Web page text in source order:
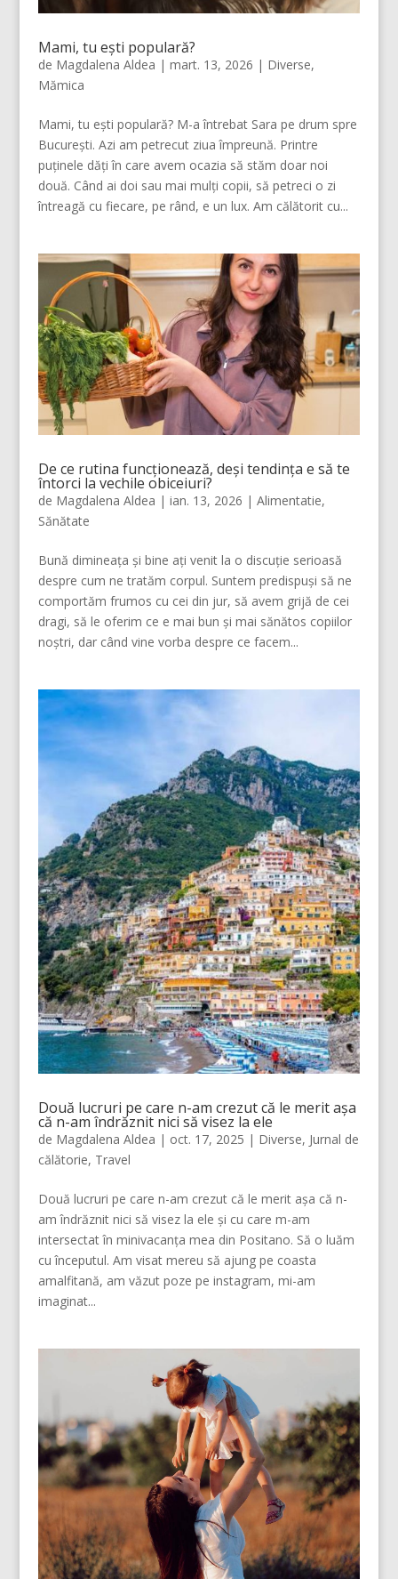
Mami, tu ești populară?
de Magdalena Aldea | mart. 13, 2026 | Diverse,
Mămica
Mami, tu ești populară? M-a întrebat Sara pe drum spre
București. Azi am petrecut ziua împreună. Printre
puținele dăți în care avem ocazia să stăm doar noi
două. Când ai doi sau mai mulți copii, să petreci o zi
întreagă cu fiecare, pe rând, e un lux. Am călătorit cu...
De ce rutina funcționează, deși tendința e să te
întorci la vechile obiceiuri?
de Magdalena Aldea | ian. 13, 2026 | Alimentatie,
Sănătate
Bună dimineața și bine ați venit la o discuție serioasă
despre cum ne tratăm corpul. Suntem predispuși să ne
comportăm frumos cu cei din jur, să avem grijă de cei
dragi, să le oferim ce e mai bun și mai sănătos copiilor
noștri, dar când vine vorba despre ce facem...
Două lucruri pe care n-am crezut că le merit așa
că n-am îndrăznit nici să visez la ele
de Magdalena Aldea | oct. 17, 2025 | Diverse, Jurnal de
călătorie, Travel
Două lucruri pe care n-am crezut că le merit așa că n-
am îndrăznit nici să visez la ele și cu care m-am
intersectat în minivacanța mea din Positano. Să o luăm
cu începutul. Am visat mereu să ajung pe coasta
amalfitană, am văzut poze pe instagram, mi-am
imaginat...